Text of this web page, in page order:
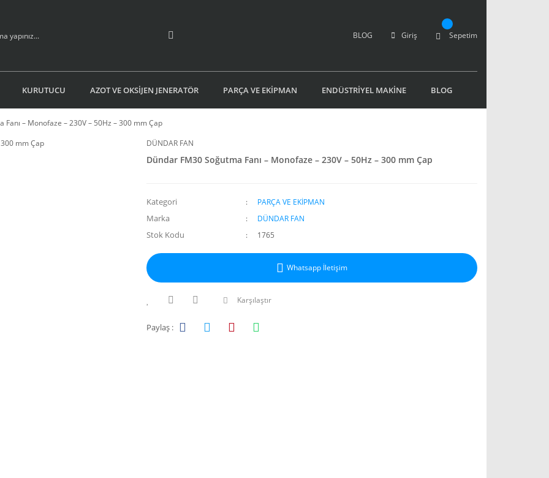
BLOG Giriş Sepetim
KURUTUCU AZOT VE OKSİJEN JENERATÖR PARÇA VE EKİPMAN ENDÜSTRİYEL MAKİNE BLOG
Fanı – Monofaze – 230V – 50Hz – 300 mm Çap
DÜNDAR FAN
Dündar FM30 Soğutma Fanı – Monofaze – 230V – 50Hz – 300 mm Çap
Kategori PARÇA VE EKİPMAN
Marka DÜNDAR FAN
Stok Kodu 1765
Whatsapp İletişim
Karşılaştır
Paylaş :